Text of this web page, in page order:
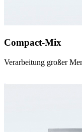
Compact-Mix
Verarbeitung großer